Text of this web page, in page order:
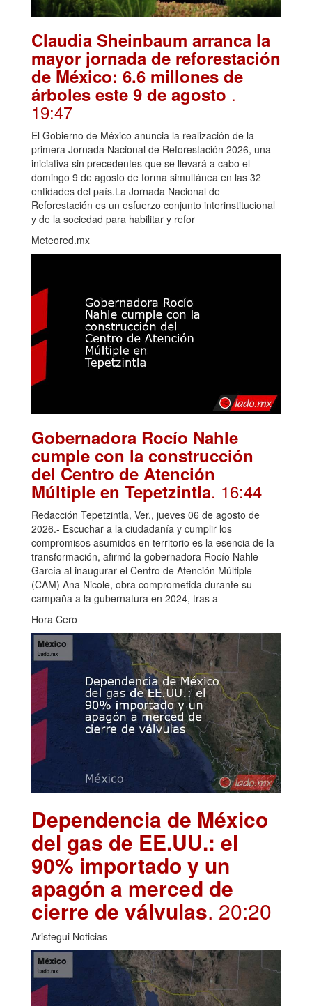
Claudia Sheinbaum arranca la
mayor jornada de reforestación
de México: 6.6 millones de
árboles este 9 de agosto .
19:47
El Gobierno de México anuncia la realización de la
primera Jornada Nacional de Reforestación 2026, una
iniciativa sin precedentes que se llevará a cabo el
domingo 9 de agosto de forma simultánea en las 32
entidades del país.La Jornada Nacional de
Reforestación es un esfuerzo conjunto interinstitucional
y de la sociedad para habilitar y refor
Meteored.mx
Gobernadora Rocío Nahle
cumple con la construcción
del Centro de Atención
Múltiple en Tepetzintla. 16:44
Redacción Tepetzintla, Ver., jueves 06 de agosto de
2026.- Escuchar a la ciudadanía y cumplir los
compromisos asumidos en territorio es la esencia de la
transformación, afirmó la gobernadora Rocío Nahle
García al inaugurar el Centro de Atención Múltiple
(CAM) Ana Nicole, obra comprometida durante su
campaña a la gubernatura en 2024, tras a
Hora Cero
Dependencia de México
del gas de EE.UU.: el
90% importado y un
apagón a merced de
cierre de válvulas. 20:20
Aristegui Noticias